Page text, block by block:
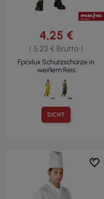
SICHT
4,25 €
( 5,23 € Brutto )
Fpcvlux Schutzschürze in
weißem Reis